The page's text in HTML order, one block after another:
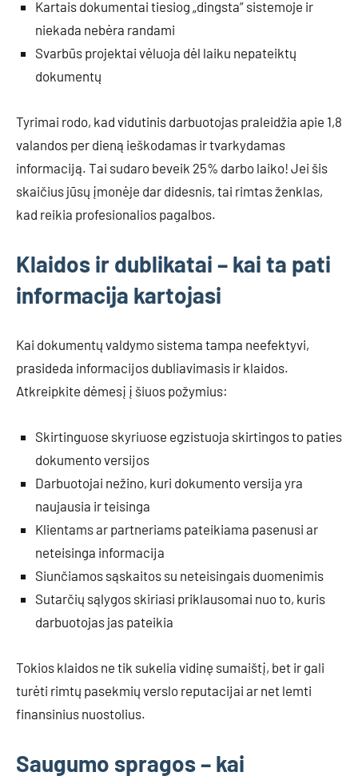
Kartais dokumentai tiesiog „dingsta” sistemoje ir
niekada nebėra randami
Svarbūs projektai vėluoja dėl laiku nepateiktų
dokumentų
Tyrimai rodo, kad vidutinis darbuotojas praleidžia apie 1,8
valandos per dieną ieškodamas ir tvarkydamas
informaciją. Tai sudaro beveik 25% darbo laiko! Jei šis
skaičius jūsų įmonėje dar didesnis, tai rimtas ženklas,
kad reikia profesionalios pagalbos.
Klaidos ir dublikatai – kai ta pati
informacija kartojasi
Kai dokumentų valdymo sistema tampa neefektyvi,
prasideda informacijos dubliavimasis ir klaidos.
Atkreipkite dėmesį į šiuos požymius:
Skirtinguose skyriuose egzistuoja skirtingos to paties
dokumento versijos
Darbuotojai nežino, kuri dokumento versija yra
naujausia ir teisinga
Klientams ar partneriams pateikiama pasenusi ar
neteisinga informacija
Siunčiamos sąskaitos su neteisingais duomenimis
Sutarčių sąlygos skiriasi priklausomai nuo to, kuris
darbuotojas jas pateikia
Tokios klaidos ne tik sukelia vidinę sumaištį, bet ir gali
turėti rimtų pasekmių verslo reputacijai ar net lemti
finansinius nuostolius.
Saugumo spragos – kai